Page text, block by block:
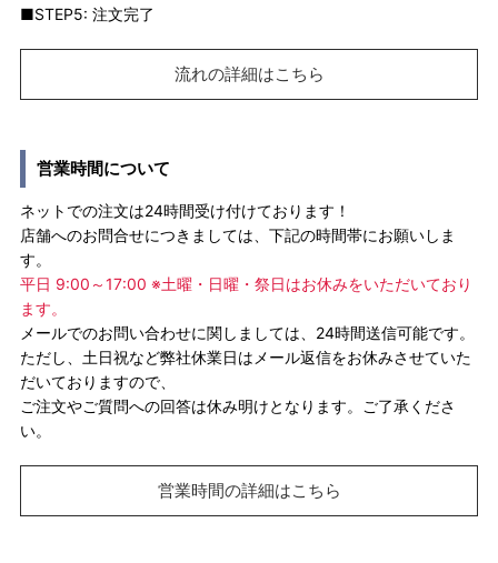
■STEP5: 注文完了
流れの詳細はこちら
営業時間について
ネットでの注文は24時間受け付けております！
店舗へのお問合せにつきましては、下記の時間帯にお願いしま
す。
平日 9:00～17:00 ※土曜・日曜・祭日はお休みをいただいており
ます。
メールでのお問い合わせに関しましては、24時間送信可能です。
ただし、土日祝など弊社休業日はメール返信をお休みさせていた
だいておりますので、
ご注文やご質問への回答は休み明けとなります。ご了承くださ
い。
営業時間の詳細はこちら